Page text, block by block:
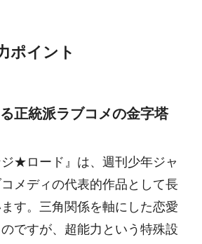
ポイント
正統派ラブコメの金字塔
ジ★ロード』は、週刊少年ジャ
メディの代表的作品として長
す。三角関係を軸にした恋愛
ですが、超能力という特殊設